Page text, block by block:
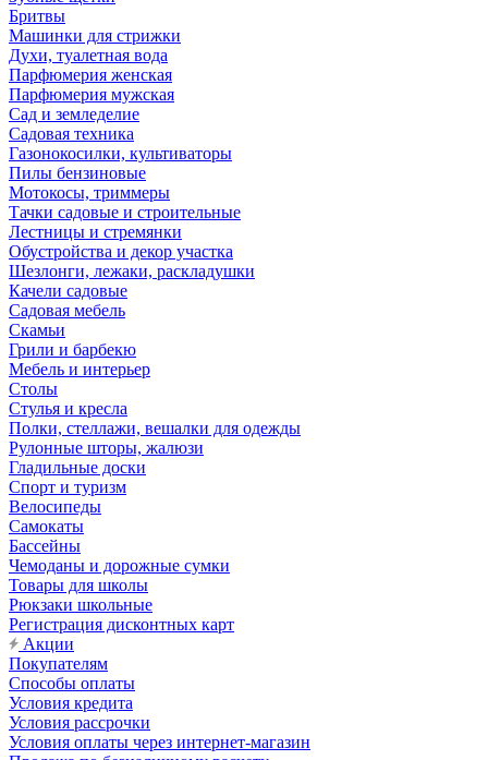
Бритвы
Машинки для стрижки
Духи, туалетная вода
Парфюмерия женская
Парфюмерия мужская
Сад и земледелие
Садовая техника
Газонокосилки, культиваторы
Пилы бензиновые
Мотокосы, триммеры
Тачки садовые и строительные
Лестницы и стремянки
Обустройства и декор участка
Шезлонги, лежаки, раскладушки
Качели садовые
Садовая мебель
Скамьи
Грили и барбекю
Мебель и интерьер
Столы
Стулья и кресла
Полки, стеллажи, вешалки для одежды
Рулонные шторы, жалюзи
Гладильные доски
Спорт и туризм
Велосипеды
Самокаты
Бассейны
Чемоданы и дорожные сумки
Товары для школы
Рюкзаки школьные
Регистрация дисконтных карт
Акции
Покупателям
Способы оплаты
Условия кредита
Условия рассрочки
Условия оплаты через интернет-магазин